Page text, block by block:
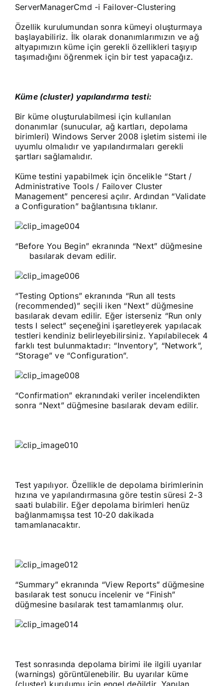
ServerManagerCmd -i Failover-Clustering
Özellik kurulumundan sonra kümeyi oluşturmaya
başlayabiliriz. İlk olarak donanımlarımızın ve ağ
altyapımızın küme için gerekli özellikleri taşıyıp
taşımadığını öğrenmek için bir test yapacağız.
Küme (cluster) yapılandırma testi:
Bir küme oluşturulabilmesi için kullanılan
donanımlar (sunucular, ağ kartları, depolama
birimleri) Windows Server 2008 işletim sistemi ile
uyumlu olmalıdır ve yapılandırmaları gerekli
şartları sağlamalıdır.
Küme testini yapabilmek için öncelikle “Start /
Administrative Tools / Failover Cluster
Management” penceresi açılır. Ardından “Validate
a Configuration” bağlantısına tıklanır.
“Before You Begin” ekranında “Next” düğmesine
basılarak devam edilir.
“Testing Options” ekranında “Run all tests
(recommended)” seçili iken “Next” düğmesine
basılarak devam edilir. Eğer isterseniz “Run only
tests I select” seçeneğini işaretleyerek yapılacak
testleri kendiniz belirleyebilirsiniz. Yapılabilecek 4
farklı test bulunmaktadır: “Inventory”, “Network”,
“Storage” ve “Configuration”.
“Confirmation” ekranındaki veriler incelendikten
sonra “Next” düğmesine basılarak devam edilir.
Test yapılıyor. Özellikle de depolama birimlerinin
hızına ve yapılandırmasına göre testin süresi 2-3
saati bulabilir. Eğer depolama birimleri henüz
bağlanmamışsa test 10-20 dakikada
tamamlanacaktır.
“Summary” ekranında “View Reports” düğmesine
basılarak test sonucu incelenir ve “Finish”
düğmesine basılarak test tamamlanmış olur.
Test sonrasında depolama birimi ile ilgili uyarılar
(warnings) görüntülenebilir. Bu uyarılar küme
(cluster) kurulumu için engel değildir. Yapılan